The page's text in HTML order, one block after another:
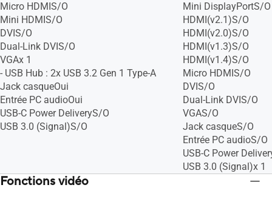
Micro HDMIS/O
Mini HDMIS/O
DVIS/O
Dual-Link DVIS/O
VGAx 1
- USB Hub : 2x USB 3.2 Gen 1 Type-A
Jack casqueOui
Entrée PC audioOui
USB-C Power DeliveryS/O
USB 3.0 (Signal)S/O
Mini DisplayPortS/O
HDMI(v2.1)S/O
HDMI(v2.0)S/O
HDMI(v1.3)S/O
HDMI(v1.4)S/O
Micro HDMIS/O
DVIS/O
Dual-Link DVIS/O
VGAS/O
Jack casqueS/O
Entrée PC audioS/O
USB-C Power
USB 3.0 (Signal)x 1
Fonctions vidéo